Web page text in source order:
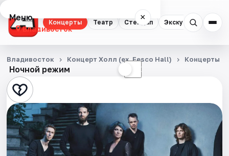
Концерты Театр Стендап Экскурсии
Меню ×
Владивосток
Концерты
Театр
Стендап
Экскурсии
Спорт
Ночной режим ☾
Владивосток Концерт Холл (ex. Fesco Hall) Концерты